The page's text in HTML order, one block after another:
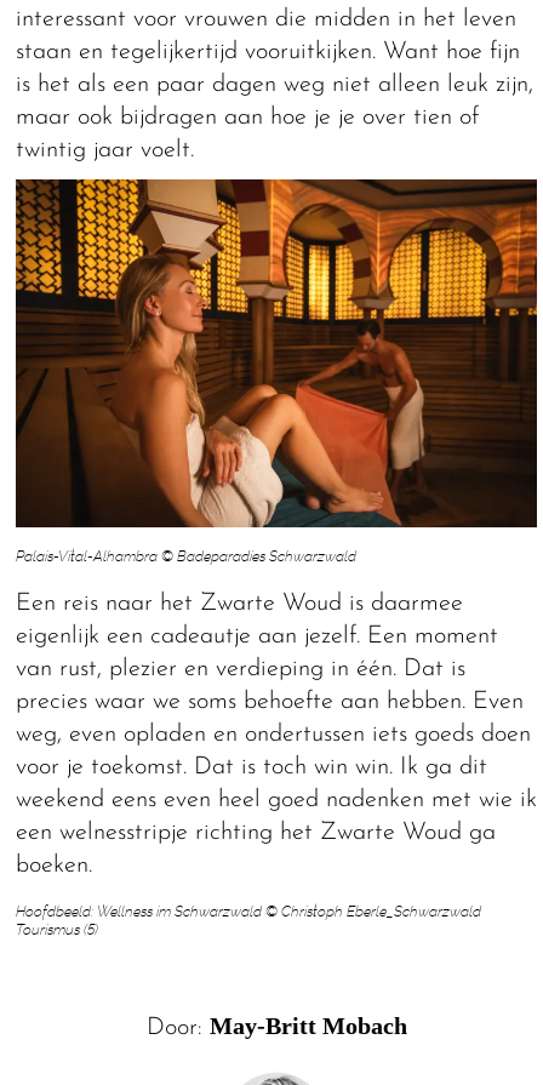
interessant voor vrouwen die midden in het leven
staan en tegelijkertijd vooruitkijken. Want hoe fijn
is het als een paar dagen weg niet alleen leuk zijn,
maar ook bijdragen aan hoe je je over tien of
twintig jaar voelt.
Palais-Vital-Alhambra © Badeparadies Schwarzwald
Een reis naar het Zwarte Woud is daarmee
eigenlijk een cadeautje aan jezelf. Een moment
van rust, plezier en verdieping in één. Dat is
precies waar we soms behoefte aan hebben. Even
weg, even opladen en ondertussen iets goeds doen
voor je toekomst. Dat is toch win win. Ik ga dit
weekend eens even heel goed nadenken met wie ik
een welnesstripje richting het Zwarte Woud ga
boeken.
Hoofdbeeld: Wellness im Schwarzwald © Christoph Eberle_Schwarzwald
Tourismus (5)
Door: May-Britt Mobach